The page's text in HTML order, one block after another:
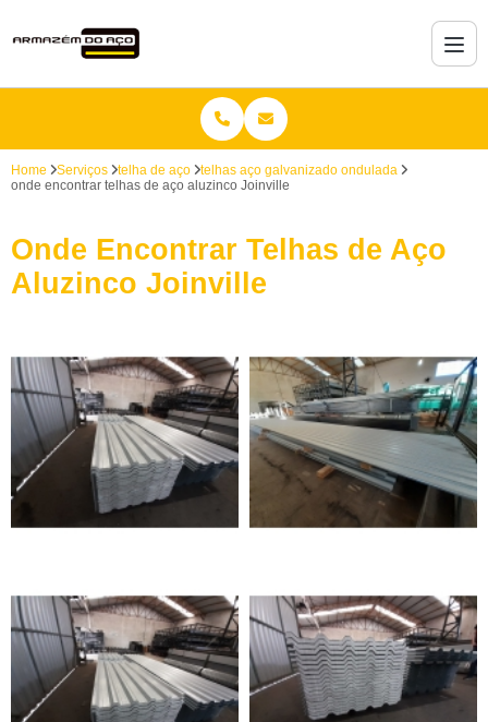
Home Serviços telha de aço
telhas aço galvanizado ondulada
onde encontrar telhas de aço aluzinco Joinville
Onde Encontrar Telhas de Aço
Aluzinco Joinville